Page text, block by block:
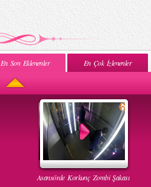
En Son Eklenenler En Çok İzlenenler
Asansörde Korkunç Zombi Şakası